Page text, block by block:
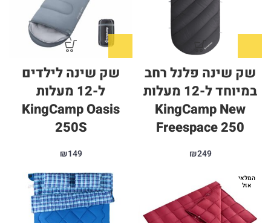
שק שינה פלנל רחב
במיוחד ל-12 מעלות
KingCamp New
Freespace 250
₪249
שק שינה לילדים
ל-12 מעלות
KingCamp Oasis
250S
₪149
המלאי
אזל